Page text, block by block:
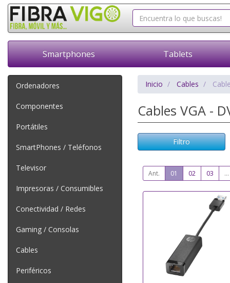
Smartphones Tablets
Ordenadores
Componentes
Portátiles
SmartPhones / Teléfonos
Televisor
Impresoras / Consumibles
Conectividad / Redes
Gaming / Consolas
Cables
Periféricos
Inicio Cables
Cables VGA -
Filtro
Ant. 01 02 03 ...